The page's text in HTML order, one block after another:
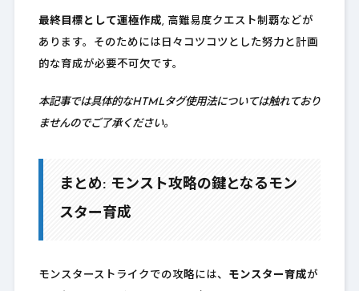
最終目標として運極作成, 高難易度クエスト制覇などが
あります。そのためには日々コツコツとした努力と計画
的な育成が必要不可欠です。
本記事では具体的なHTMLタグ使用法については触れており
ませんのでご了承ください。
まとめ: モンスト攻略の鍵となるモン
スター育成
モンスターストライクでの攻略には、 モンスター育成が